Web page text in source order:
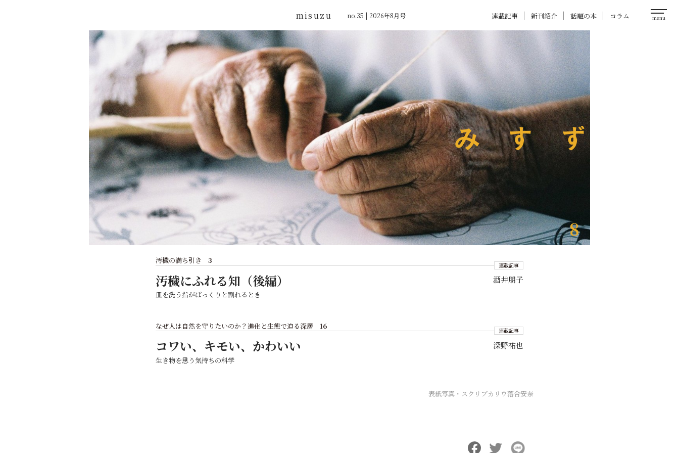
misuzu no.35 | 2026年8月号 連載記事 新刊紹介 話題の本 コラム
8
汚穢の満ち引き 3
連載記事
汚穢にふれる知（後編）
皿を洗う指がぱっくりと割れるとき
酒井朋子
なぜ人は自然を守りたいのか？――進化と生態で迫る深層 16
連載記事
コワい、キモい、かわいい
生き物を思う気持ちの科学
深野祐也
表紙写真・スクリプカリウ落合安奈